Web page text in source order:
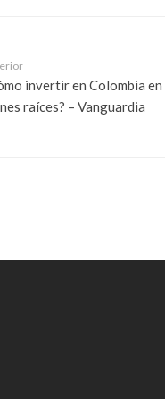
invertir en Colombia en
raíces? – Vanguardia